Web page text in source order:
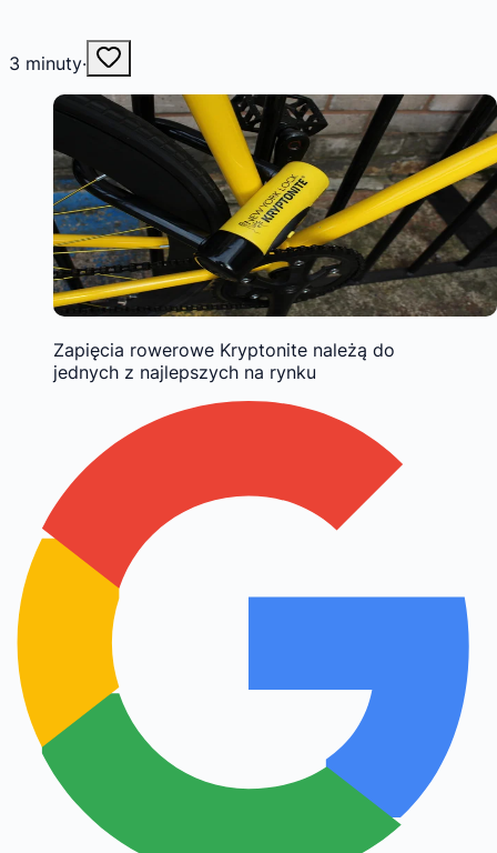
3 minuty·
Zapięcia rowerowe Kryptonite należą do
jednych z najlepszych na rynku